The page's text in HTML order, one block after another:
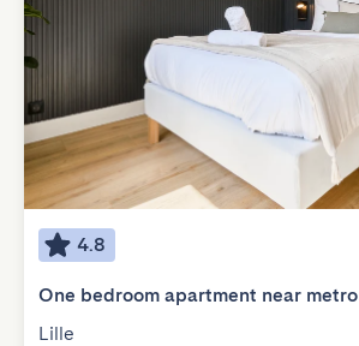
4.8
One bedroom apartment near metro
Lille